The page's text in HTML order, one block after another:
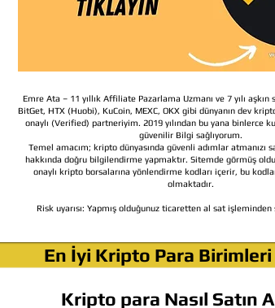
Emre Ata – 11 yıllık Affiliate Pazarlama Uzmanı ve 7 yılı aşkın
BitGet, HTX (Huobi), KuCoin, MEXC, OKX gibi dünyanın dev
onaylı (Verified) partneriyim. 2019 yılından bu yana binlerce
güvenilir Bilgi sağlıyorum.
Temel amacım; kripto dünyasında güvenli adımlar atmanızı
hakkında doğru bilgilendirme yapmaktır. Sitemde görmüş
onaylı kripto borsalarına yönlendirme kodları içerir, bu
olmaktadır.
Risk uyarısı: Yapmış olduğunuz ticaretten al sat işleminden
En İyi Kripto Para
Kripto para Nasıl Satın